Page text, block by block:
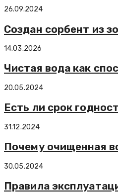
26.09.2024
Создан сорбент из
14.03.2026
Чистая вода как
20.05.2024
Есть ли срок
31.12.2024
Почему очищенная
30.05.2024
Правила